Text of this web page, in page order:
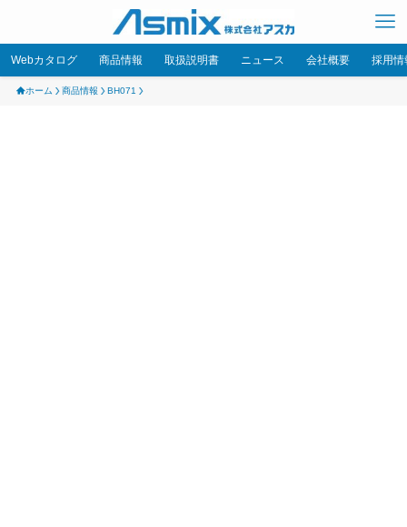
Webカタログ 商品情報 取扱説明書 ニュース 会社概要 採用情
ホーム 商品情報 BH071